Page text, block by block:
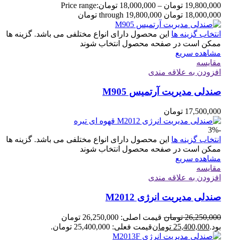
19,800,000 تومان –
18,000,000 تومانPrice range:
18,000,000 تومان through 19,800,000 تومان
انتخاب گزینه ها این محصول دارای انواع مختلفی می باشد. گزینه ها
ممکن است در صفحه محصول انتخاب شوند
مشاهده سریع
مقایسه
افزودن به علاقه مندی
صندلی مدیریت آرتمیس M905
17,500,000 تومان
-3%
انتخاب گزینه ها این محصول دارای انواع مختلفی می باشد. گزینه ها
ممکن است در صفحه محصول انتخاب شوند
مشاهده سریع
مقایسه
افزودن به علاقه مندی
صندلی مدیریت انرژی M2012
26,250,000 تومان
قیمت اصلی: 26,250,000 تومان
بود.25,400,000 تومانقیمت فعلی: 25,400,000 تومان.